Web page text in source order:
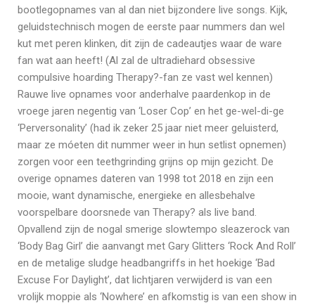
bootlegopnames van al dan niet bijzondere live songs. Kijk,
geluidstechnisch mogen de eerste paar nummers dan wel
kut met peren klinken, dit zijn de cadeautjes waar de ware
fan wat aan heeft! (Al zal de ultradiehard obsessive
compulsive hoarding Therapy?-fan ze vast wel kennen)
Rauwe live opnames voor anderhalve paardenkop in de
vroege jaren negentig van ‘Loser Cop’ en het ge-wel-di-ge
‘Perversonality’ (had ik zeker 25 jaar niet meer geluisterd,
maar ze móeten dit nummer weer in hun setlist opnemen)
zorgen voor een teethgrinding grijns op mijn gezicht. De
overige opnames dateren van 1998 tot 2018 en zijn een
mooie, want dynamische, energieke en allesbehalve
voorspelbare doorsnede van Therapy? als live band.
Opvallend zijn de nogal smerige slowtempo sleazerock van
‘Body Bag Girl’ die aanvangt met Gary Glitters ‘Rock And Roll’
en de metalige sludge headbangriffs in het hoekige ‘Bad
Excuse For Daylight’, dat lichtjaren verwijderd is van een
vrolijk moppie als ‘Nowhere’ en afkomstig is van een show in